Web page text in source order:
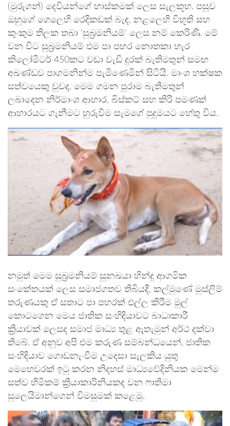
(මුරුගන්) දෙවියන්ගේ හාස්කමක් ලෙස සැලකූහ. පසුව
ඔහුගේ ගෙලෙහි රෙදිකඩක් බැඳ, නළලෙහි විභූති සහ
කුංකුම තිලක තබා ‘සුබ්‍රමනියම්’ ලෙස නම් කෙරිණි. මේ
වන විට සුබ්‍රමනියම් එම පා පහර නොතකා හැර
කිලෝමීටර් 450කට වඩා වැඩි දුරක් බැතිමතුන් සමඟ
අඛණ්ඩව පාගමනින්ම පැමිණෙමින් සිටියි. මාංශ භක්ෂක
සත්වයෙකු වුවද, මෙම ගමන පුරාම බැතිමතුන්
ලබාදෙන නිර්මාංශ ආහාර, බිස්කට් සහ කිරි පමණක්
ආහාරයට ගැනීමට හුරුවීම සැමගේ පුදුමයට හේතු විය.
නමුත් මෙම සුබ්‍රමනියම් සුනඛයා හින්දු ආගමික
සංකේතයක් ලෙස සමාජගතව තිබියදී, කල්මුණේ මුස්ලිම්
තරුණයකු ඒ සතාට පා පහරක් එල්ල කිරීම මුල්
කොටගෙන මෙය ජාතික සංහිඳියාවට බාධාකාරී
ක්‍රියාවක් ලෙසද සමාජ මාධ්‍ය තුළ ඇතැමුන් අර්ථ දක්වා
තිබේ. ඒ අනුව අපි එම කරුණ සම්බන්ධයෙන්, ජාතික
සංහිඳියාව ගොඩනැංවීම උදෙසා සැලකිය යුතු
මෙහෙවරක් ඉටු කරන නිදහස් මාධ්‍යවේදිනියක මෙන්ම
සත්ව හිමිකම් ක්‍රියාකාරිනියකද වන ෆාතිමා
සුලෙයිමාන්ගෙන් විමසුමක් කළෙමු.